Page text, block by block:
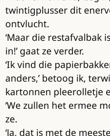
twintigplusser dit
ontvlucht.
‘Maar die restafvalbak
in!’ gaat ze verder.
‘Ik vind die
anders,’ betoog ik,
kartonnen pleerolletje
‘We zullen het ermee
ze.
‘Ja, dat is met de